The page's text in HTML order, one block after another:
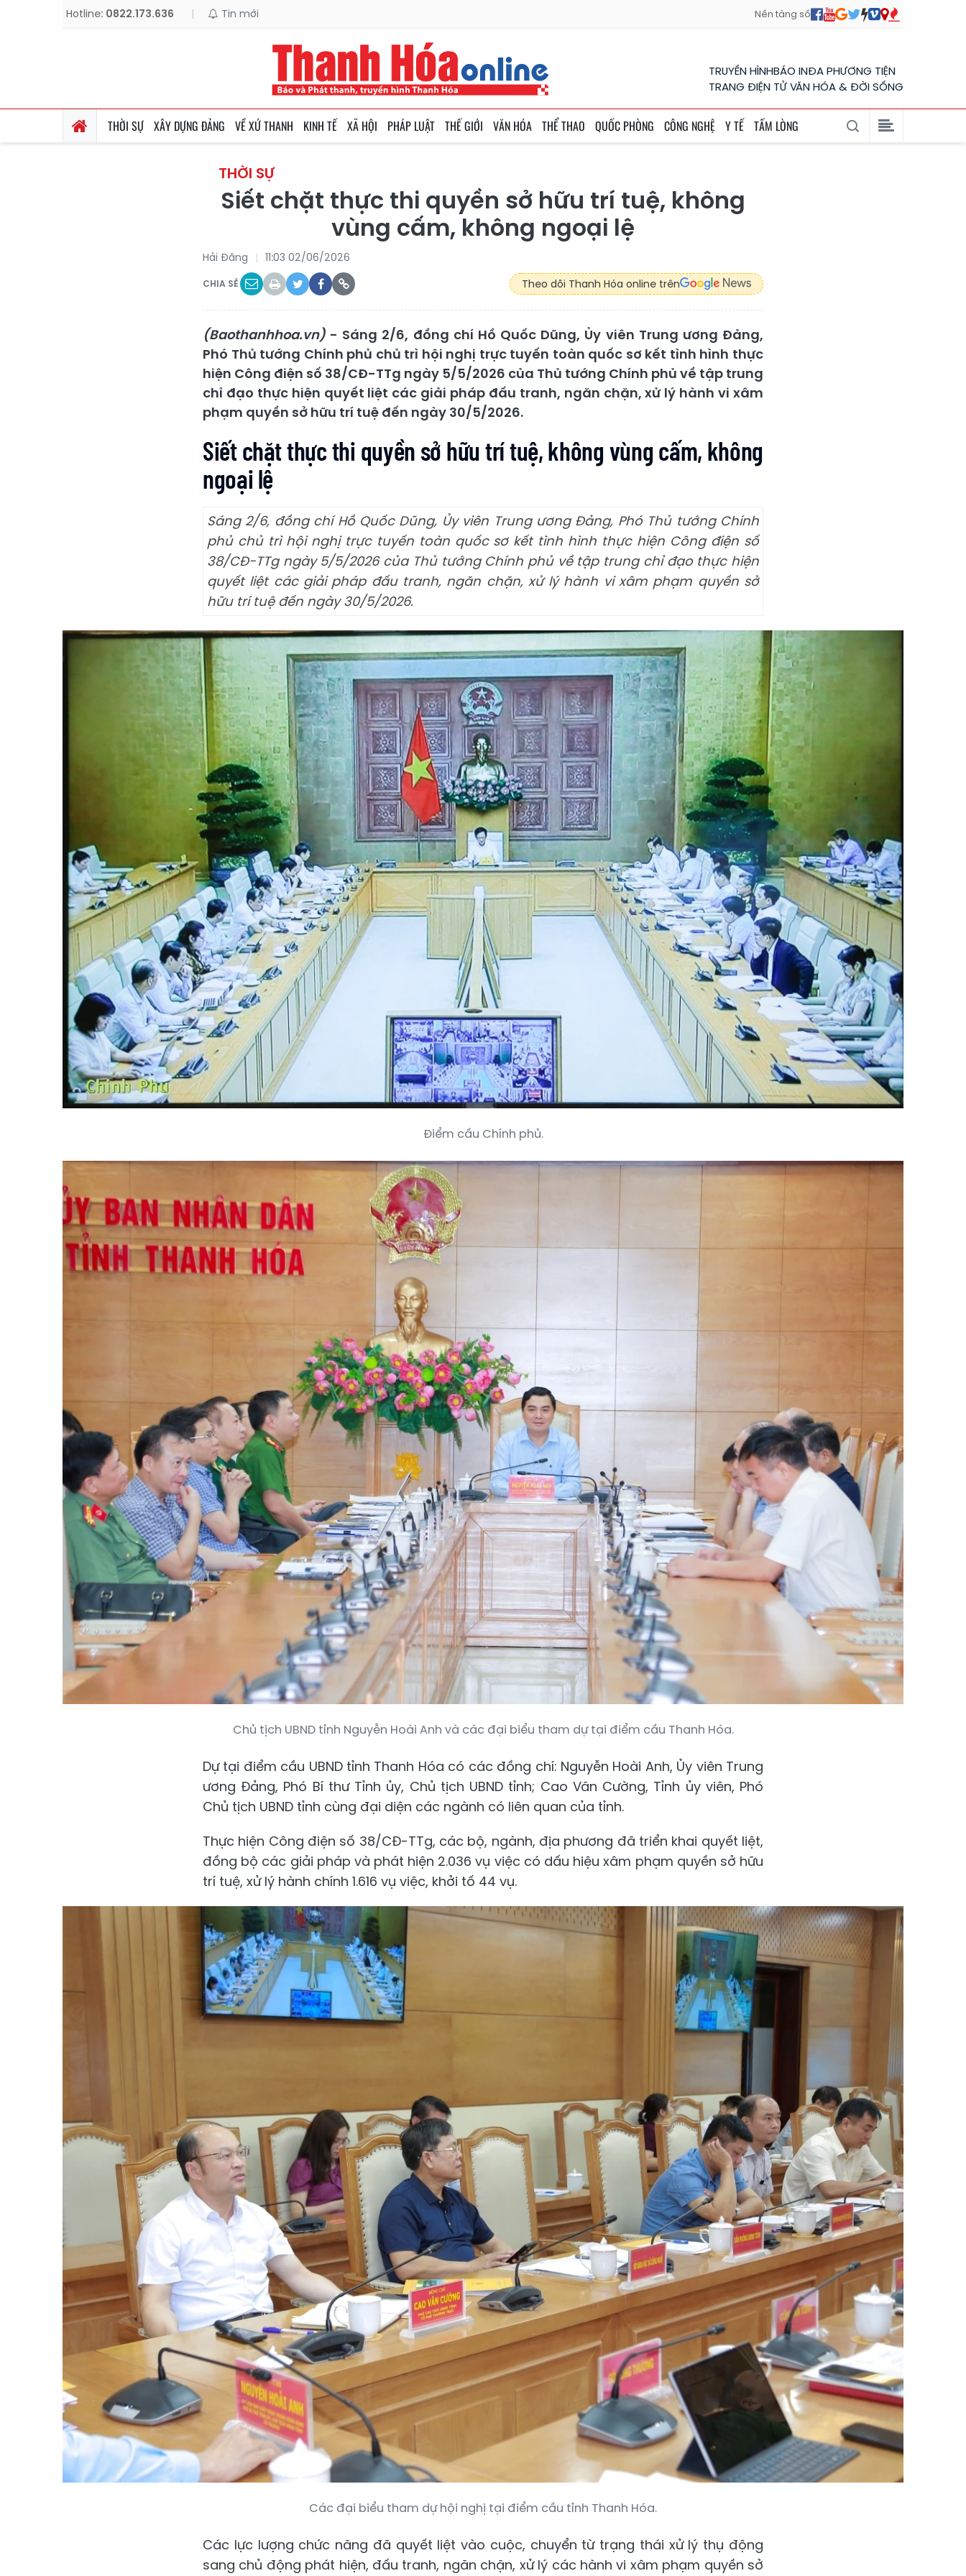
Hotline: 0822.173.636 | Tin mới Nền tảng số
TRUYỀN HÌNHBÁO INĐA PHƯƠNG TIỆN
TRANG ĐIỆN TỬ VĂN HÓA & ĐỜI SỐNG
THỜI SỰ XÂY DỰNG ĐẢNG VỀ XỨ THANH KINH TẾ XÃ HỘI PHÁP LUẬT THẾ GIỚI VĂN HÓA THỂ THAO QUỐC PHÒNG CÔNG NGHỆ Y TẾ TẤM LÒNG
THỜI SỰ
Siết chặt thực thi quyền sở hữu trí tuệ, không
vùng cấm, không ngoại lệ
Hải Đăng 11:03 02/06/2026
CHIA SẺ Theo dõi Thanh Hóa online trên
(Baothanhhoa.vn) - Sáng 2/6, đồng chí Hồ Quốc Dũng, Ủy viên Trung ương Đảng,
Phó Thủ tướng Chính phủ chủ trì hội nghị trực tuyến toàn quốc sơ kết tình hình thực
hiện Công điện số 38/CĐ-TTg ngày 5/5/2026 của Thủ tướng Chính phủ về tập trung
chỉ đạo thực hiện quyết liệt các giải pháp đấu tranh, ngăn chặn, xử lý hành vi xâm
phạm quyền sở hữu trí tuệ đến ngày 30/5/2026.
Siết chặt thực thi quyền sở hữu trí tuệ, không vùng cấm, không
ngoại lệ
Sáng 2/6, đồng chí Hồ Quốc Dũng, Ủy viên Trung ương Đảng, Phó Thủ tướng Chính
phủ chủ trì hội nghị trực tuyến toàn quốc sơ kết tình hình thực hiện Công điện số
38/CĐ-TTg ngày 5/5/2026 của Thủ tướng Chính phủ về tập trung chỉ đạo thực hiện
quyết liệt các giải pháp đấu tranh, ngăn chặn, xử lý hành vi xâm phạm quyền sở
hữu trí tuệ đến ngày 30/5/2026.
Điểm cầu Chính phủ.
Chủ tịch UBND tỉnh Nguyễn Hoài Anh và các đại biểu tham dự tại điểm cầu Thanh Hóa.
Dự tại điểm cầu UBND tỉnh Thanh Hóa có các đồng chí: Nguyễn Hoài Anh, Ủy viên Trung
ương Đảng, Phó Bí thư Tỉnh ủy, Chủ tịch UBND tỉnh; Cao Văn Cường, Tỉnh ủy viên, Phó
Chủ tịch UBND tỉnh cùng đại diện các ngành có liên quan của tỉnh.
Thực hiện Công điện số 38/CĐ-TTg, các bộ, ngành, địa phương đã triển khai quyết liệt,
đồng bộ các giải pháp và phát hiện 2.036 vụ việc có dấu hiệu xâm phạm quyền sở hữu
trí tuệ, xử lý hành chính 1.616 vụ việc, khởi tố 44 vụ.
Các đại biểu tham dự hội nghị tại điểm cầu tỉnh Thanh Hóa.
Các lực lượng chức năng đã quyết liệt vào cuộc, chuyển từ trạng thái xử lý thụ động
sang chủ động phát hiện, đấu tranh, ngăn chặn, xử lý các hành vi xâm phạm quyền sở